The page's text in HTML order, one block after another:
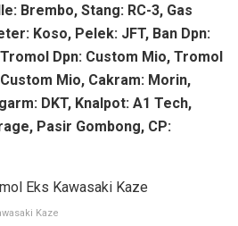
Brembo, Stang: RC-3, Gas
Koso, Pelek: JFT, Ban Dpn:
Dpn: Custom Mio, Tromol
Mio, Cakram: Morin,
DKT, Knalpot: A1 Tech,
Pasir Gombong, CP:
Kaze